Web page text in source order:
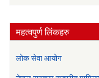
महत्वपुर्ण लिंकहरु
लोक सेवा आयोग